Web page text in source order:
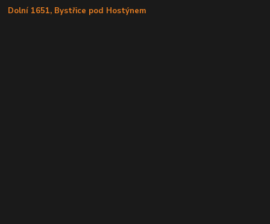
Dolní 1651, Bystřice pod Hostýnem